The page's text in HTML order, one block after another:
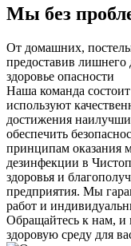
Мы без
От домашних,
предоставив
здоровье опасности
Наша команда
используют
достижения
обеспечить
принципам оказания
дезинфекции в
здоровья и
предприятия. Мы
работ и
Обращайтесь к нам, и
здоровую среду для